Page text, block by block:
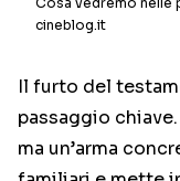
cineblog.it
Il furto del
passaggio
ma un’arma